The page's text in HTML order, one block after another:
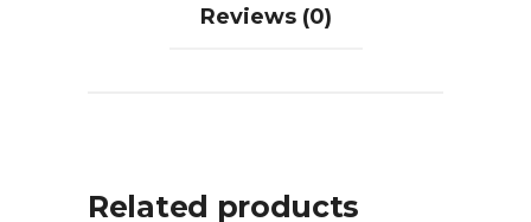
Reviews (0)
Related products